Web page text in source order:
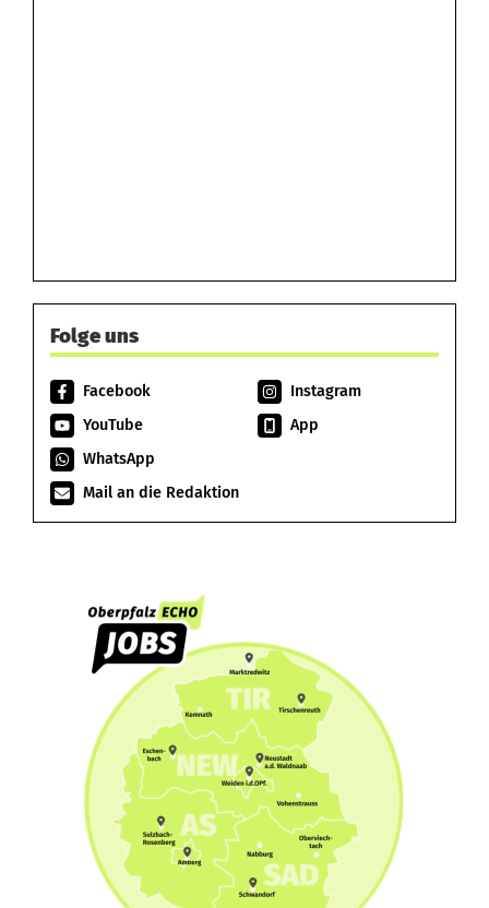
Folge uns
Facebook
Instagram
YouTube
App
WhatsApp
Mail an die Redaktion